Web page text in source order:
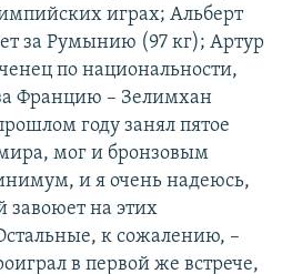
играх; Альберт
за Румынию (97 кг); Артур
по национальности,
Францию – Зелимхан
году занял пятое
мог и бронзовым
и я очень надеюсь,
завоюет на этих
к сожалению, –
в первой же встрече,